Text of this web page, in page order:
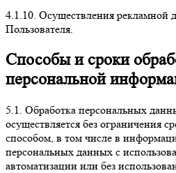
4.1.10. Осуществления рекламной
Пользователя.
Способы и сроки
персональной
5.1. Обработка персональных
осуществляется без ограничения
способом, в том числе в
персональных данных с
автоматизации или без